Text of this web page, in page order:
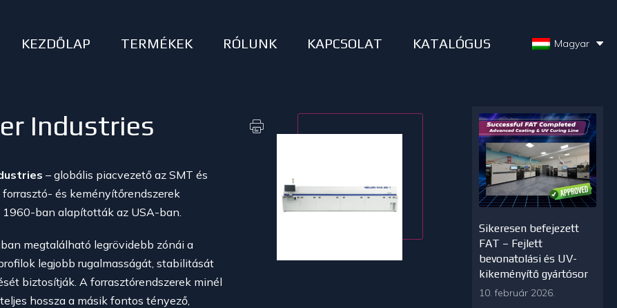
KEZDŐLAP TERMÉKEK RÓLUNK KAPCSOLAT KATALÓGUS Magyar
Industries
– globális piacvezető az SMT és
és keményítőrendszerek
1960-ban alapították az USA-ban.
megtalálható legrövidebb zónái a
legjobb rugalmasságát, stabilitását
biztosítják. A forrasztórendszerek minél
hossza a másik fontos tényező,
Sikeresen befejezett
FAT – Fejlett
bevonatolási és UV-
kikeményítő gyártósor
10. február 2026.